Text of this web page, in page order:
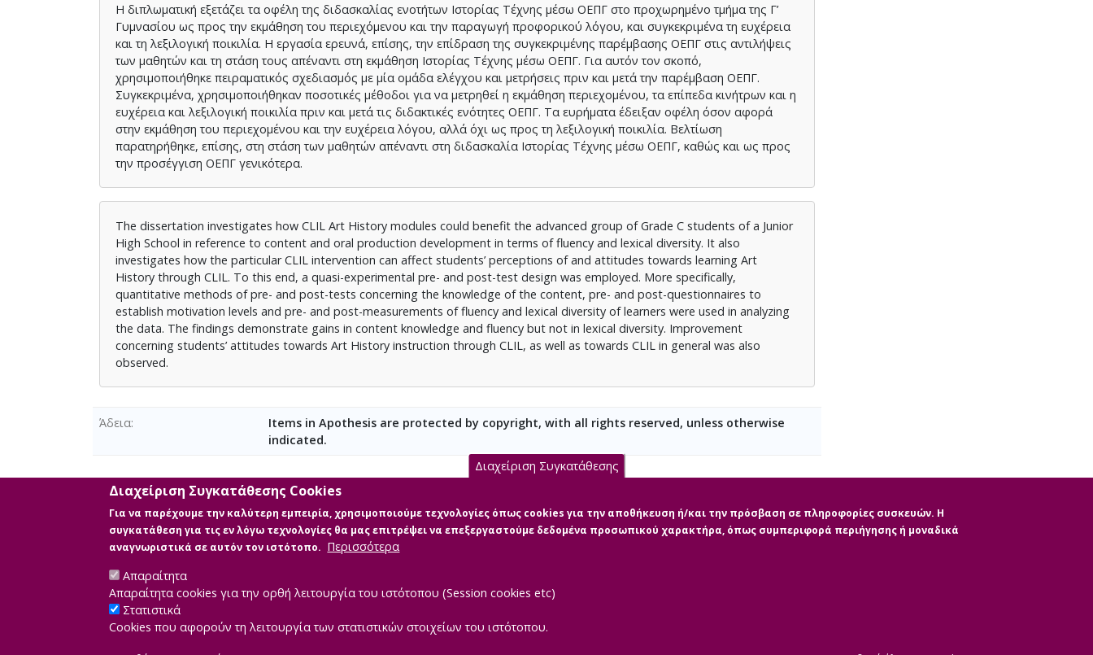
Η διπλωματική εξετάζει τα οφέλη της διδασκαλίας ενοτήτων Ιστορίας Τέχνης μέσω ΟΕΠΓ στο προχωρημένο τμήμα της Γ’
Γυμνασίου ως προς την εκμάθηση του περιεχόμενου και την παραγωγή προφορικού λόγου, και συγκεκριμένα τη ευχέρεια
και τη λεξιλογική ποικιλία. Η εργασία ερευνά, επίσης, την επίδραση της συγκεκριμένης παρέμβασης ΟΕΠΓ στις αντιλήψεις
των μαθητών και τη στάση τους απέναντι στη εκμάθηση Ιστορίας Τέχνης μέσω ΟΕΠΓ. Για αυτόν τον σκοπό,
χρησιμοποιήθηκε πειραματικός σχεδιασμός με μία ομάδα ελέγχου και μετρήσεις πριν και μετά την παρέμβαση ΟΕΠΓ.
Συγκεκριμένα, χρησιμοποιήθηκαν ποσοτικές μέθοδοι για να μετρηθεί η εκμάθηση περιεχομένου, τα επίπεδα κινήτρων και η
ευχέρεια και λεξιλογική ποικιλία πριν και μετά τις διδακτικές ενότητες ΟΕΠΓ. Τα ευρήματα έδειξαν οφέλη όσον αφορά
στην εκμάθηση του περιεχομένου και την ευχέρεια λόγου, αλλά όχι ως προς τη λεξιλογική ποικιλία. Βελτίωση
παρατηρήθηκε, επίσης, στη στάση των μαθητών απέναντι στη διδασκαλία Ιστορίας Τέχνης μέσω ΟΕΠΓ, καθώς και ως προς
την προσέγγιση ΟΕΠΓ γενικότερα.
The dissertation investigates how CLIL Art History modules could benefit the advanced group of Grade C students of a Junior
High School in reference to content and oral production development in terms of fluency and lexical diversity. It also
investigates how the particular CLIL intervention can affect students’ perceptions of and attitudes towards learning Art
History through CLIL. To this end, a quasi-experimental pre- and post-test design was employed. More specifically,
quantitative methods of pre- and post-tests concerning the knowledge of the content, pre- and post-questionnaires to
establish motivation levels and pre- and post-measurements of fluency and lexical diversity of learners were used in analyzing
the data. The findings demonstrate gains in content knowledge and fluency but not in lexical diversity. Improvement
concerning students’ attitudes towards Art History instruction through CLIL, as well as towards CLIL in general was also
observed.
Άδεια
Items in Apothesis are protected by copyright, with all rights reserved, unless otherwise
indicated.
Κύρια Αρχεία Διατριβής
Developed byINTEROPTICS|Powered byReasonableGraph.org
Διαχείριση Συγκατάθεσης
Διαχείριση Συγκατάθεσης Cookies
Για να παρέχουμε την καλύτερη εμπειρία, χρησιμοποιούμε τεχνολογίες όπως cookies για την αποθήκευση ή/και την πρόσβαση σε πληροφορίες συσκευών. Η
συγκατάθεση για τις εν λόγω τεχνολογίες θα μας επιτρέψει να επεξεργαστούμε δεδομένα προσωπικού χαρακτήρα, όπως συμπεριφορά περιήγησης ή μοναδικά
αναγνωριστικά σε αυτόν τον ιστότοπο. Περισσότερα
Απαραίτητα
Απαραίτητα cookies για την ορθή λειτουργία του ιστότοπου (Session cookies etc)
Στατιστικά
Cookies που αφορούν τη λειτουργία των στατιστικών στοιχείων του ιστότοπου.